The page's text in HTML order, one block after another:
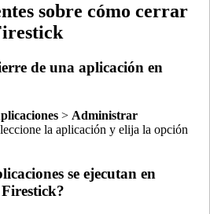
sobre cómo cerrar
de una aplicación en
> Administrar
la aplicación y elija la opción
se ejecutan en